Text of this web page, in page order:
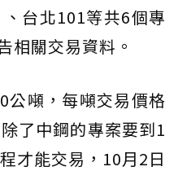
台北101等共6個專
相關交易資料。
公噸，每噸交易價格
了中鋼的專案要到1
才能交易，10月2日